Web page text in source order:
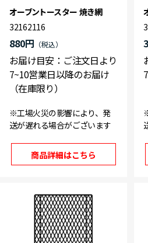
オーブントースター 焼き網
32162116
880円
お届け目安：ご注文日より
7~10営業日以降のお届け
（在庫限り）
※工場火災の影響により、発
送が遅れる場合がございます
商品詳細はこちら